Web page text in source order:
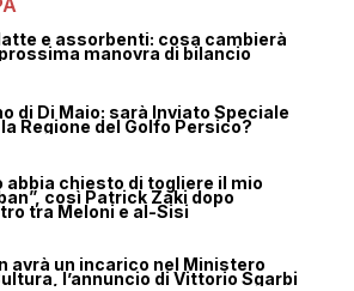
e assorbenti: cosa cambierà
manovra di bilancio
di Di Maio: sarà Inviato Speciale
la Regione del Golfo Persico?
abbia chiesto di togliere il mio
così Patrick Zaki dopo
tra Meloni e al-Sisi
avrà un incarico nel Ministero
l’annuncio di Vittorio Sgarbi